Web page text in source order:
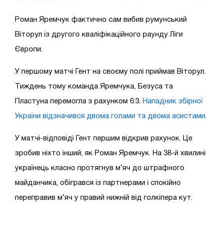
Роман Яремчук фактично сам вибив румунський
Віторул із другого кваліфікаційного раунду Ліги
Європи.
У першому матчі Гент на своєму полі приймав Віторул.
Тиждень тому команда Яремчука, Безуса та
Пластуна перемогла з рахунком 6:3. Нападник збірної
України відзначився двома голами та двома асистами.
У матчі-відповіді Гент першим відкрив рахунок. Це
зробив ніхто інший, як Роман Яремчук. На 38-й хвилині
українець класно протягнув м’яч до штрафного
майданчика, обігрався із партнерами і спокійно
переправив м’яч у правий нижній від голкіпера кут.